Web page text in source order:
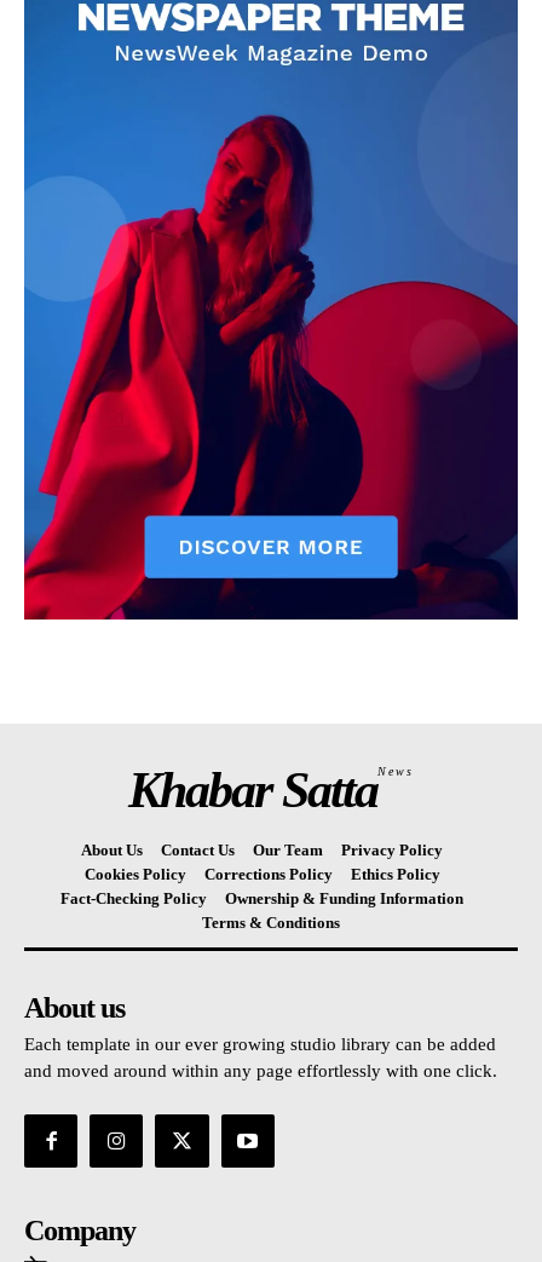
Khabar SattaNews
About Us Contact Us Our Team
Privacy Policy
Cookies Policy
Corrections Policy
Ethics Policy
Fact-Checking Policy
Ownership & Funding Information
Terms & Conditions
About us
Each template in our ever growing studio library can be added
and moved around within any page effortlessly with one click.
Company